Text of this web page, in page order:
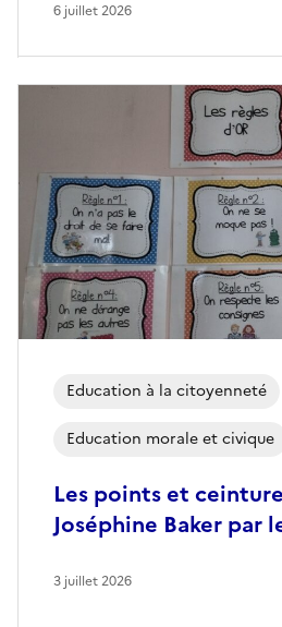
6 juillet 2026
Les points et
Joséphine Baker par
Education à la citoyenneté
Education morale et civique
3 juillet 2026